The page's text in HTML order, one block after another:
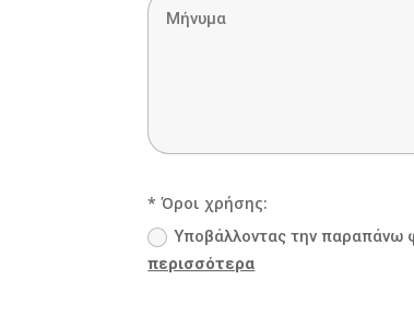
* Όροι χρήσης:
Υποβάλλοντας την παραπάνω
περισσότερα